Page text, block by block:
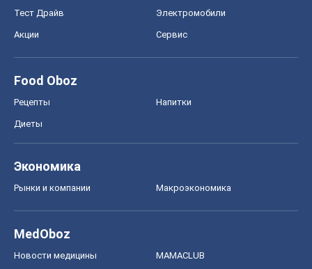
Тест Драйв Электромобили
Акции Сервис
Food Oboz
Рецепты Напитки
Диеты
Экономика
Рынки и компании Mакроэкономика
MedOboz
Новости медицины MAMACLUB